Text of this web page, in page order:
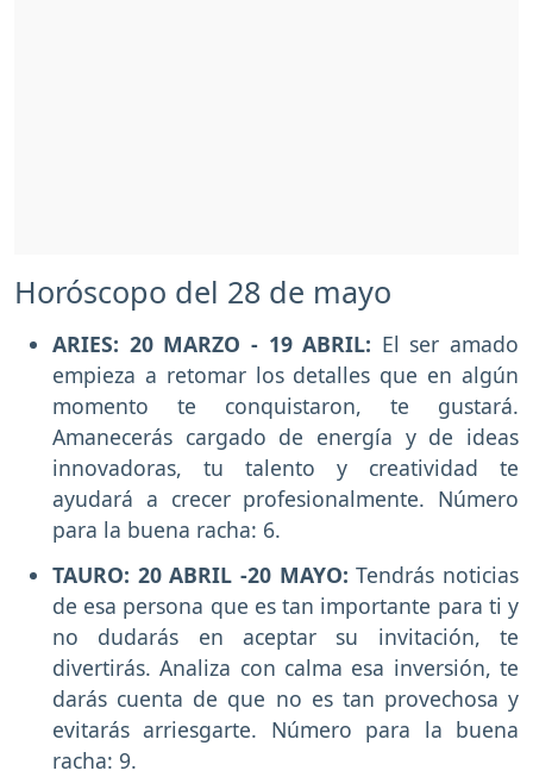
Horóscopo del 28 de mayo
ARIES: 20 MARZO - 19 ABRIL: El ser amado
empieza a retomar los detalles que en algún
momento te conquistaron, te gustará.
Amanecerás cargado de energía y de ideas
innovadoras, tu talento y creatividad te
ayudará a crecer profesionalmente. Número
para la buena racha: 6.
TAURO: 20 ABRIL -20 MAYO:Tendrás noticias
de esa persona que es tan importante para ti y
no dudarás en aceptar su invitación, te
divertirás. Analiza con calma esa inversión, te
darás cuenta de que no es tan provechosa y
evitarás arriesgarte. Número para la buena
racha: 9.